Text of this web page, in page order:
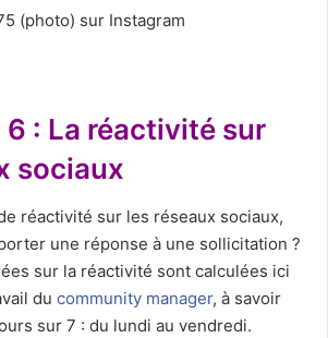
(photo) sur Instagram
6 : La réactivité sur
sociaux
réactivité sur les réseaux sociaux,
une réponse à une sollicitation ?
sur la réactivité sont calculées ici
du community manager, à savoir
sur 7 : du lundi au vendredi.